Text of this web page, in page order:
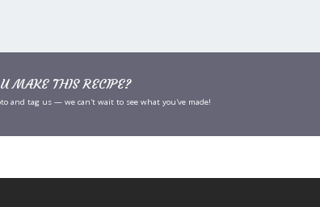
MAKE THIS RECIPE?
and tag us — we can't wait to see what you've made!